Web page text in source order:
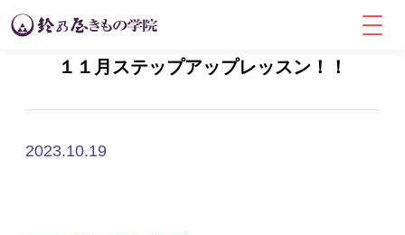
１１月ステップアップレッスン！！
2023.10.19